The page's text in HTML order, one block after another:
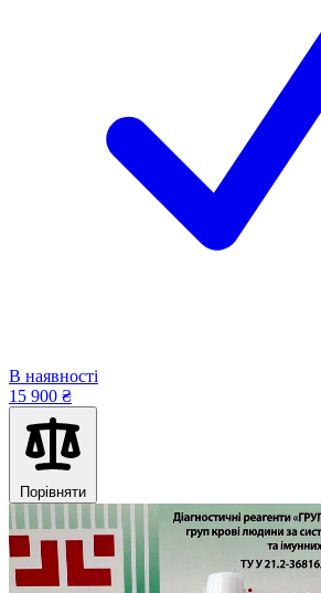
В наявності
15 900 ₴
Порівняти